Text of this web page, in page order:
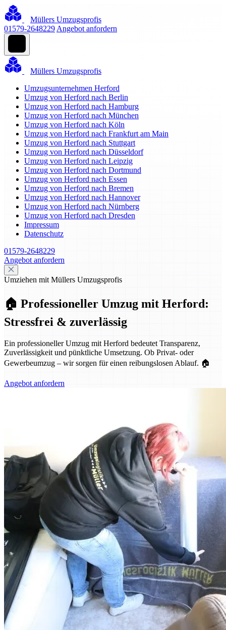
Müllers Umzugsprofis
01579-2648229 Angebot anfordern
Müllers Umzugsprofis
Umzugsunternehmen Herford
Umzug von Herford nach Berlin
Umzug von Herford nach Hamburg
Umzug von Herford nach München
Umzug von Herford nach Köln
Umzug von Herford nach Frankfurt am Main
Umzug von Herford nach Stuttgart
Umzug von Herford nach Düsseldorf
Umzug von Herford nach Leipzig
Umzug von Herford nach Dortmund
Umzug von Herford nach Essen
Umzug von Herford nach Bremen
Umzug von Herford nach Hannover
Umzug von Herford nach Nürnberg
Umzug von Herford nach Dresden
Impressum
Datenschutz
01579-2648229
Angebot anfordern
Umziehen mit Müllers Umzugsprofis
🏠 Professioneller Umzug mit Herford:
Stressfrei & zuverlässig
Ein professioneller Umzug mit Herford bedeutet Transparenz,
Zuverlässigkeit und pünktliche Umsetzung. Ob Privat- oder
Gewerbeumzug – wir sorgen für einen reibungslosen Ablauf. 🏠
Angebot anfordern